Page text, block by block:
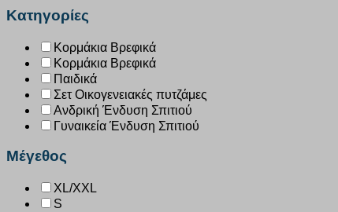
Κατηγορίες
Κορμάκια Βρεφικά
Κορμάκια Βρεφικά
Παιδικά
Σετ Οικογενειακές πυτζάμες
Ανδρική Ένδυση Σπιτιού
Γυναικεία Ένδυση Σπιτιού
Μέγεθος
XL/XXL
S